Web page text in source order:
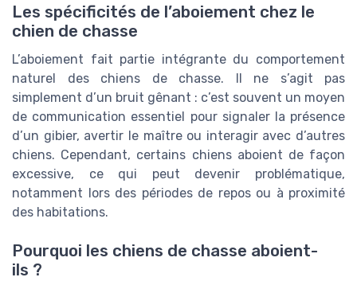
Les spécificités de l’aboiement chez le
chien de chasse
L’aboiement fait partie intégrante du comportement
naturel des chiens de chasse. Il ne s’agit pas
simplement d’un bruit gênant : c’est souvent un moyen
de communication essentiel pour signaler la présence
d’un gibier, avertir le maître ou interagir avec d’autres
chiens. Cependant, certains chiens aboient de façon
excessive, ce qui peut devenir problématique,
notamment lors des périodes de repos ou à proximité
des habitations.
Pourquoi les chiens de chasse aboient-
ils ?